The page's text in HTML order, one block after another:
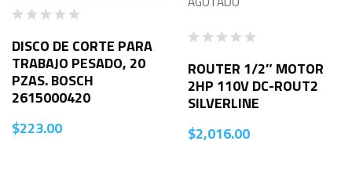
DISCO DE CORTE PARA
TRABAJO PESADO, 20
PZAS. BOSCH
2615000420
$223.00
ROUTER 1/2″ MOTOR
2HP 110V DC-ROUT2
SILVERLINE
$2,016.00